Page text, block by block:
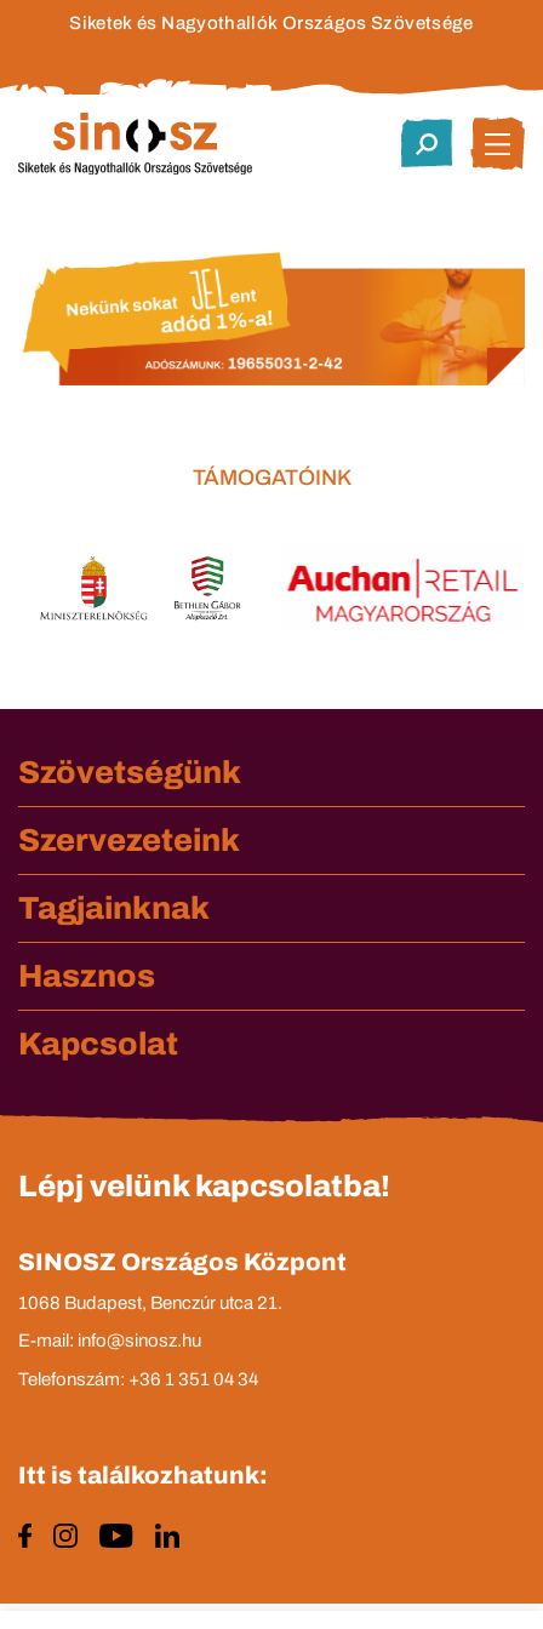
Siketek és Nagyothallók Országos Szövetsége
TÁMOGATÓINK
Szövetségünk
Szervezeteink
Tagjainknak
Hasznos
Kapcsolat
Lépj velünk kapcsolatba!
SINOSZ Országos Központ
1068 Budapest, Benczúr utca 21.
E-mail: info@sinosz.hu
Telefonszám: +36 1 351 04 34
Itt is találkozhatunk: